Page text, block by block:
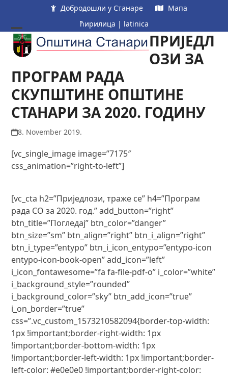
content
Добродошли у Станаре
Мапа
ћирилица | latinica
Open
mobile
menu
Close
mobile
menu
ПРИЈЕДЛ
ОЗИ ЗА
ПРОГРАМ РАДА
СКУПШТИНЕ ОПШТИНЕ
СТАНАРИ ЗА 2020. ГОДИНУ
8. November 2019.
[vc_single_image image=”7175″
css_animation=”right-to-left”]
[vc_cta h2=”Приједлози, траже се” h4=”Програм
рада СО за 2020. год.” add_button=”right”
btn_title=”Погледај” btn_color=”danger”
btn_size=”sm” btn_align=”right” btn_i_align=”right”
btn_i_type=”entypo” btn_i_icon_entypo=”entypo-icon
entypo-icon-book-open” add_icon=”left”
i_icon_fontawesome=”fa fa-file-pdf-o” i_color=”white”
i_background_style=”rounded”
i_background_color=”sky” btn_add_icon=”true”
i_on_border=”true”
css=”.vc_custom_1573210582094{border-top-width:
1px !important;border-right-width: 1px
!important;border-bottom-width: 1px
!important;border-left-width: 1px !important;border-
left-color: #e0e0e0 !important;border-right-color: